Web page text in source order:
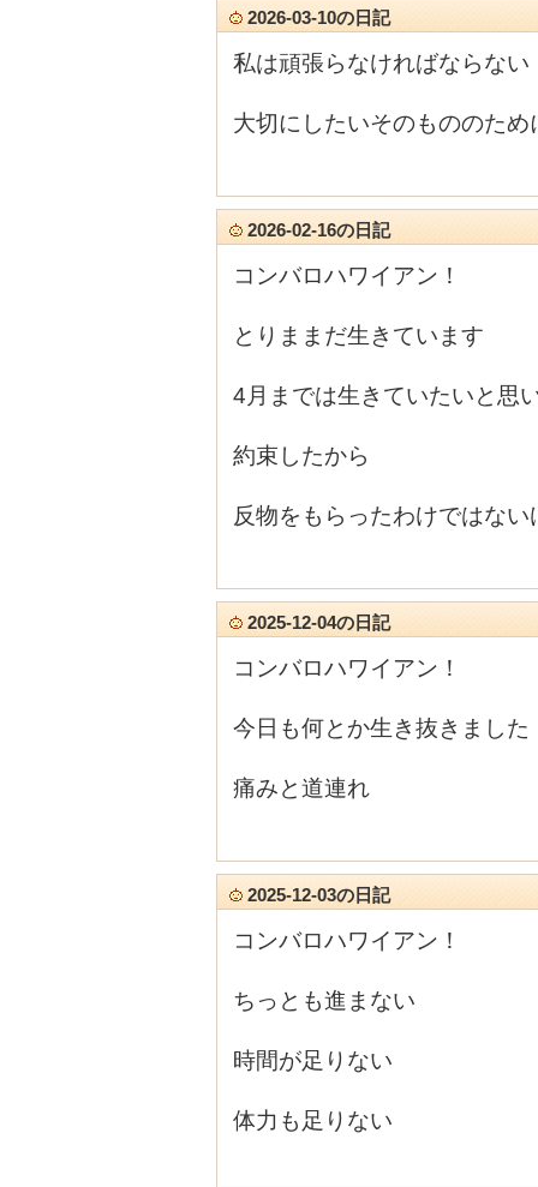
2026-03-10の日記
私は頑張らなければならない
大切にしたいそのもののため
2026-02-16の日記
コンバロハワイアン！
とりままだ生きています
4月までは生きていたいと思
約束したから
反物をもらったわけではない
2025-12-04の日記
コンバロハワイアン！
今日も何とか生き抜きました
痛みと道連れ
2025-12-03の日記
コンバロハワイアン！
ちっとも進まない
時間が足りない
体力も足りない